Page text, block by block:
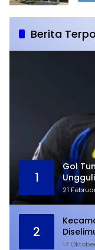
Berita
1
Gol
21
2
17